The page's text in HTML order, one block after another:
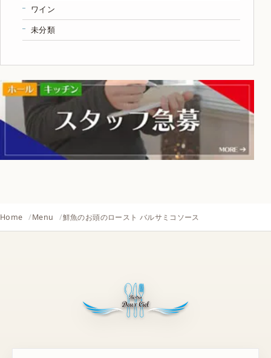
ワイン
未分類
Home Menu 鮮魚のお頭のロースト バルサミコソース